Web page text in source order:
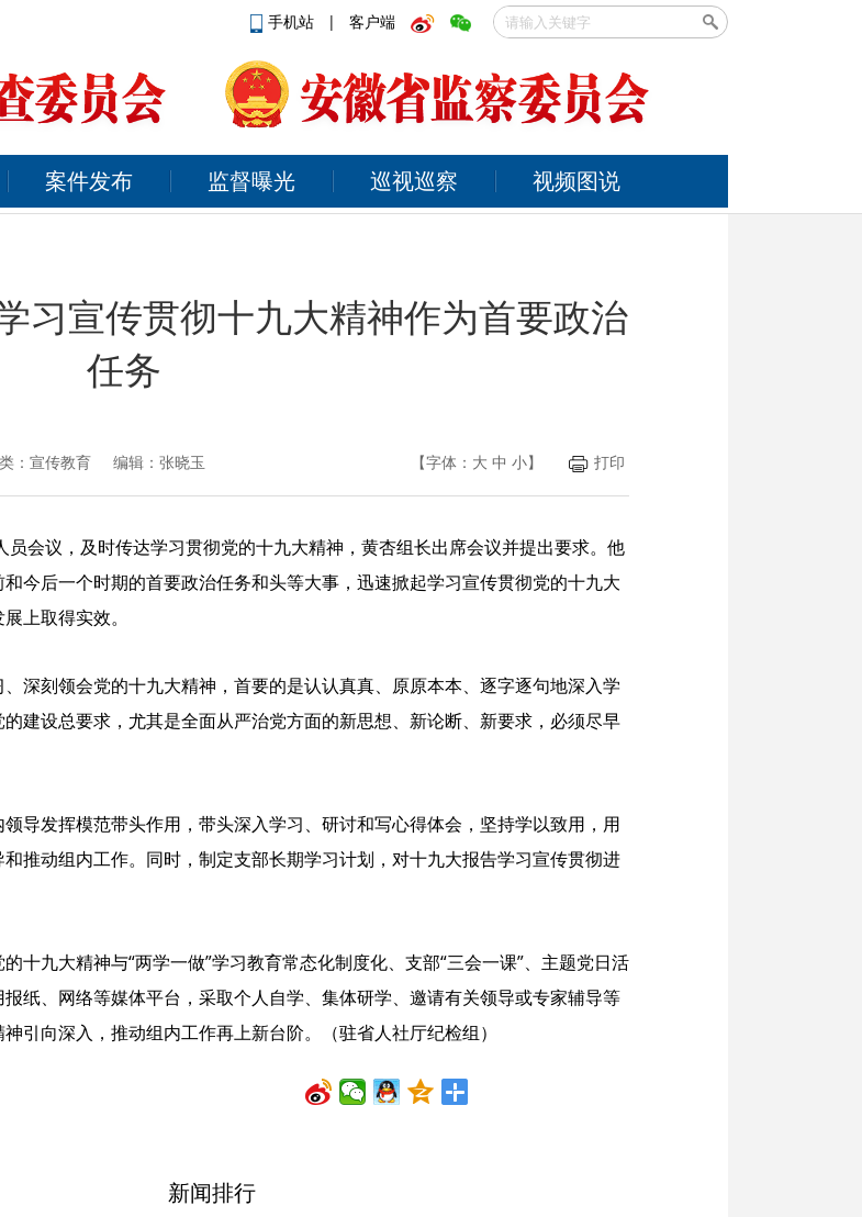
手机站 | 客户端
案件发布 监督曝光 巡视巡察 视频图说
习宣传贯彻十九大精神作为首要政治
任务
：宣传教育 编辑：张晓玉 【字体： 大 中 小】 打印
会议，及时传达学习贯彻党的十九大精神，黄杏组长出席会议并提出要求。他
今后一个时期的首要政治任务和头等大事，迅速掀起学习宣传贯彻党的十九大
上取得实效。
深刻领会党的十九大精神，首要的是认认真真、原原本本、逐字逐句地深入学
建设总要求，尤其是全面从严治党方面的新思想、新论断、新要求，必须尽早
导发挥模范带头作用，带头深入学习、研讨和写心得体会，坚持学以致用，用
推动组内工作。同时，制定支部长期学习计划，对十九大报告学习宣传贯彻进
十九大精神与“两学一做”学习教育常态化制度化、支部“三会一课”、主题党日活
纸、网络等媒体平台，采取个人自学、集体研学、邀请有关领导或专家辅导等
引向深入，推动组内工作再上新台阶。（驻省人社厅纪检组）
新闻排行